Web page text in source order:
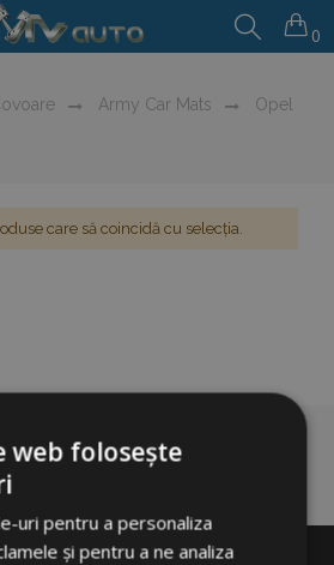
0
Army Car Mats
Opel
care să coincidă cu selecția.
web folosește
uri pentru a personaliza
și pentru a ne analiza